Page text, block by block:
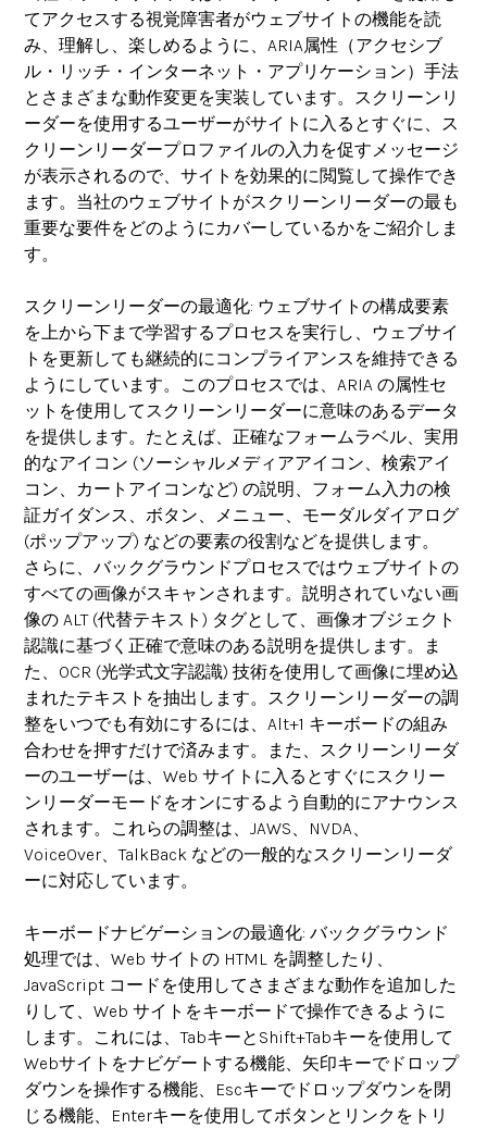
てアクセスする視覚障害者がウェブサイトの機能を読
み、理解し、楽しめるように、ARIA属性（アクセシブ
ル・リッチ・インターネット・アプリケーション）手法
とさまざまな動作変更を実装しています。スクリーンリ
ーダーを使用するユーザーがサイトに入るとすぐに、ス
クリーンリーダープロファイルの入力を促すメッセージ
が表示されるので、サイトを効果的に閲覧して操作でき
ます。当社のウェブサイトがスクリーンリーダーの最も
重要な要件をどのようにカバーしているかをご紹介しま
す。
スクリーンリーダーの最適化: ウェブサイトの構成要素
を上から下まで学習するプロセスを実行し、ウェブサイ
トを更新しても継続的にコンプライアンスを維持できる
ようにしています。このプロセスでは、ARIA の属性セ
ットを使用してスクリーンリーダーに意味のあるデータ
を提供します。たとえば、正確なフォームラベル、実用
的なアイコン (ソーシャルメディアアイコン、検索アイ
コン、カートアイコンなど) の説明、フォーム入力の検
証ガイダンス、ボタン、メニュー、モーダルダイアログ
(ポップアップ) などの要素の役割などを提供します。
さらに、バックグラウンドプロセスではウェブサイトの
すべての画像がスキャンされます。説明されていない画
像の ALT (代替テキスト) タグとして、画像オブジェクト
認識に基づく正確で意味のある説明を提供します。ま
た、OCR (光学式文字認識) 技術を使用して画像に埋め込
まれたテキストを抽出します。スクリーンリーダーの調
整をいつでも有効にするには、Alt+1 キーボードの組み
合わせを押すだけで済みます。また、スクリーンリーダ
ーのユーザーは、Web サイトに入るとすぐにスクリー
ンリーダーモードをオンにするよう自動的にアナウンス
されます。これらの調整は、JAWS、NVDA、
VoiceOver、TalkBack などの一般的なスクリーンリーダ
ーに対応しています。
キーボードナビゲーションの最適化: バックグラウンド
処理では、Web サイトの HTML を調整したり、
JavaScript コードを使用してさまざまな動作を追加した
りして、Web サイトをキーボードで操作できるように
します。これには、TabキーとShift+Tabキーを使用して
Webサイトをナビゲートする機能、矢印キーでドロップ
ダウンを操作する機能、Escキーでドロップダウンを閉
じる機能、Enterキーを使用してボタンとリンクをトリ